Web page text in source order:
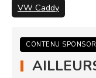
VW Caddy
CONTENU